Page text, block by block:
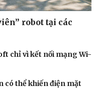
robot tại các
chỉ vì kết nối mạng Wi-
có thể khiến điện mặt